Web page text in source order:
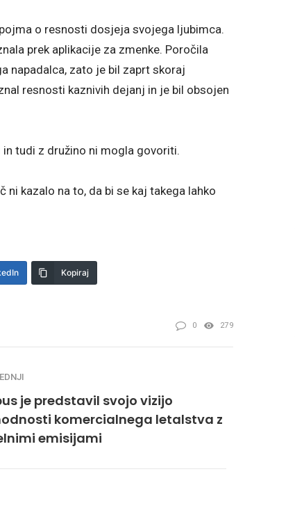
o resnosti dosjeja svojega ljubimca.
prek aplikacije za zmenke. Poročila
napadalca, zato je bil zaprt skoraj
resnosti kaznivih dejanj in je bil obsojen
tudi z družino ni mogla govoriti.
kazalo na to, da bi se kaj takega lahko
Kopiraj
0 279
je predstavil svojo vizijo
komercialnega letalstva z
emisijami